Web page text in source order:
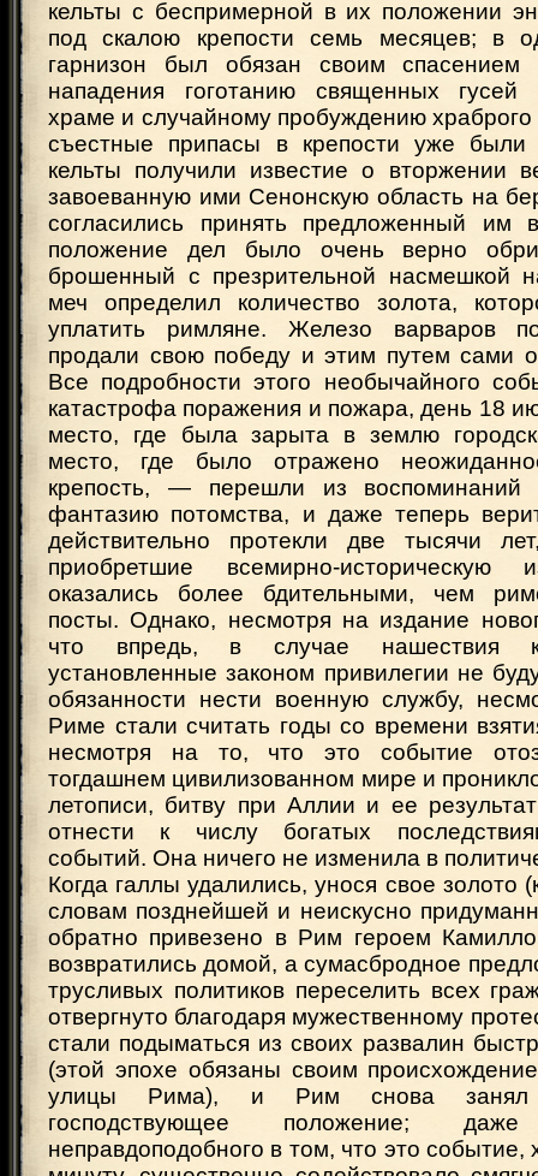
кельты с беспримерной в их положении
под скалою крепости семь месяцев; в
гарнизон был обязан своим спасением
нападения гоготанию священных гусей
храме и случайному пробуждению
съестные припасы в крепости уже были
кельты получили известие о вторжении
завоеванную ими Сенонскую область на
согласились принять предложенный им
положение дел было очень верно
брошенный с презрительной насмешкой
меч определил количество золота,
уплатить римляне. Железо варваров
продали свою победу и этим путем сами
Все подробности этого необычайного
катастрофа поражения и пожара, день 18
место, где была зарыта в землю
место, где было отражено
крепость, — перешли из воспоминаний
фантазию потомства, и даже теперь
действительно протекли две тысячи
приобретшие всемирно-историческую
оказались более бдительными, чем
посты. Однако, несмотря на издание
что впредь, в случае нашествия
установленные законом привилегии не
обязанности нести военную службу,
Риме стали считать годы со времени
несмотря на то, что это событие
тогдашнем цивилизованном мире и
летописи, битву при Аллии и ее
отнести к числу богатых
событий. Она ничего не изменила в
Когда галлы удалились, унося свое золото
словам позднейшей и неискусно
обратно привезено в Рим героем
возвратились домой, а сумасбродное
трусливых политиков переселить всех
отвергнуто благодаря мужественному
стали подыматься из своих развалин
(этой эпохе обязаны своим
улицы Рима), и Рим снова занял
господствующее положение;
неправдоподобного в том, что это событие,